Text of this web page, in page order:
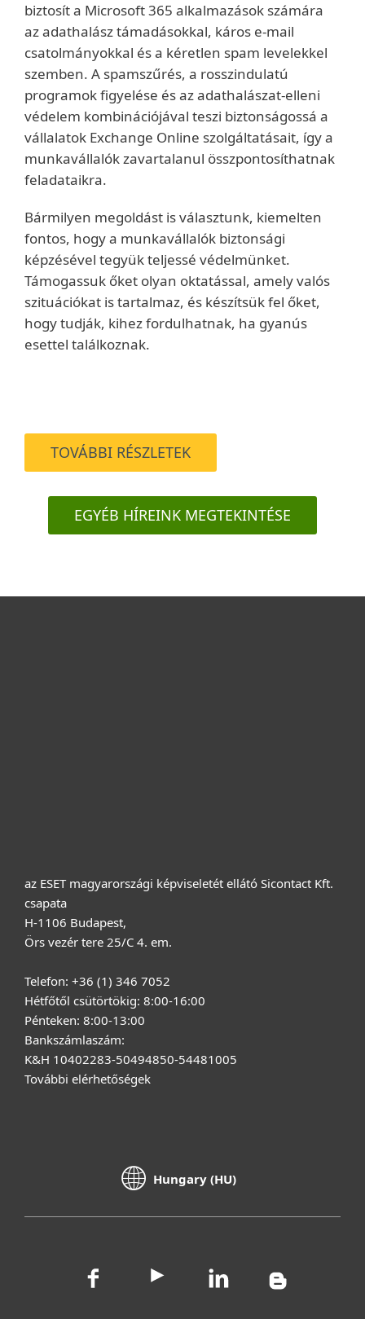
biztosít a Microsoft 365 alkalmazások számára
az adathalász támadásokkal, káros e-mail
csatolmányokkal és a kéretlen spam levelekkel
szemben. A spamszűrés, a rosszindulatú
programok figyelése és az adathalászat-elleni
védelem kombinációjával teszi biztonságossá a
vállalatok Exchange Online szolgáltatásait, így a
munkavállalók zavartalanul összpontosíthatnak
feladataikra.
Bármilyen megoldást is választunk, kiemelten
fontos, hogy a munkavállalók biztonsági
képzésével tegyük teljessé védelmünket.
Támogassuk őket olyan oktatással, amely valós
szituációkat is tartalmaz, és készítsük fel őket,
hogy tudják, kihez fordulhatnak, ha gyanús
esettel találkoznak.
TOVÁBBI RÉSZLETEK
EGYÉB HÍREINK MEGTEKINTÉSE
az ESET magyarországi képviseletét ellátó Sicontact Kft.
csapata
H-1106 Budapest,
Örs vezér tere 25/C 4. em.
Telefon: +36 (1) 346 7052
Hétfőtől csütörtökig: 8:00-16:00
Pénteken: 8:00-13:00
Bankszámlaszám:
K&H 10402283-50494850-54481005
További elérhetőségek
Hungary (HU)